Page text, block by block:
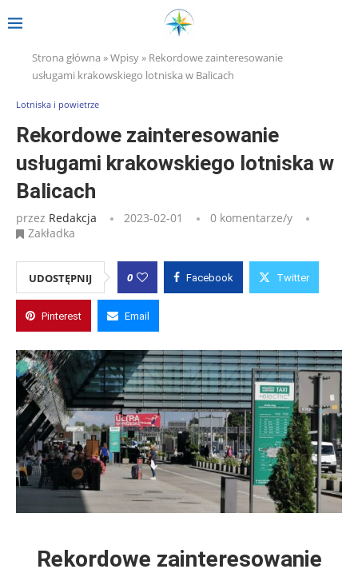
Strona główna »Wpisy» Rekordowe zainteresowanie
usługami krakowskiego lotniska w Balicach
Lotniska i powietrze
Rekordowe zainteresowanie
usługami krakowskiego lotniska w
Balicach
przez Redakcja 2023-02-01
0 komentarze/y
Zakładka
UDOSTĘPNIJ 0 Facebook Twitter
Pinterest Email
Rekordowe zainteresowanie